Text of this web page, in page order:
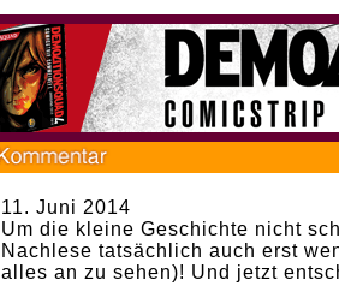
11. Juni 2014
Um die kleine Geschichte nicht
Nachlese tatsächlich auch erst
alles an zu sehen)! Und jetzt